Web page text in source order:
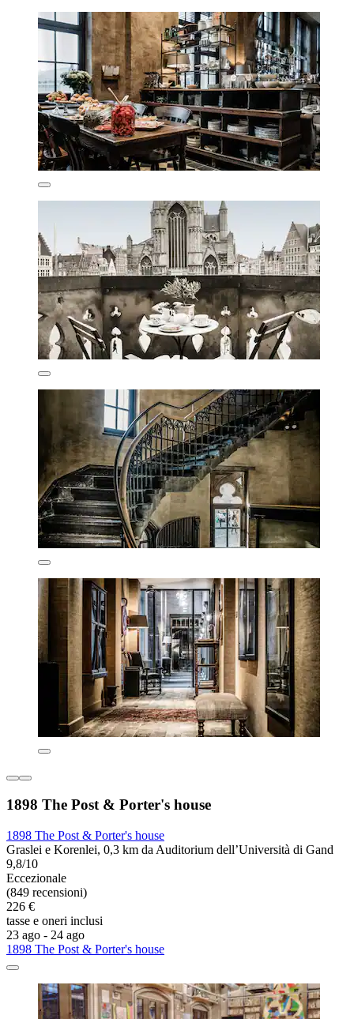
1898 The Post & Porter's house
1898 The Post & Porter's house
Graslei e Korenlei, 0,3 km da Auditorium dell’Università di Gand
9,8/10
Eccezionale
(849 recensioni)
226 €
tasse e oneri inclusi
23 ago - 24 ago
1898 The Post & Porter's house